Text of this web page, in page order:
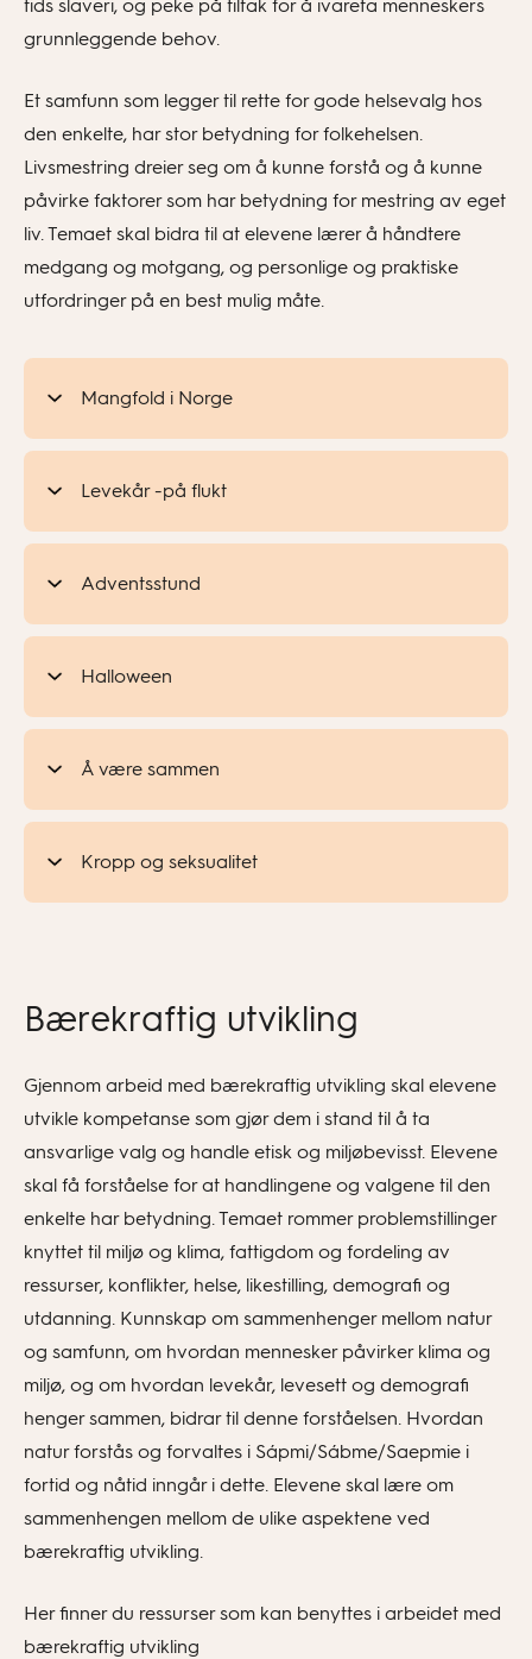
tids slaveri, og peke på tiltak for å ivareta menneskers
grunnleggende behov.
Et samfunn som legger til rette for gode helsevalg hos
den enkelte, har stor betydning for folkehelsen.
Livsmestring dreier seg om å kunne forstå og å kunne
påvirke faktorer som har betydning for mestring av eget
liv. Temaet skal bidra til at elevene lærer å håndtere
medgang og motgang, og personlige og praktiske
utfordringer på en best mulig måte.
Mangfold i Norge
Levekår -på flukt
Adventsstund
Halloween
Å være sammen
Kropp og seksualitet
Bærekraftig utvikling
Gjennom arbeid med bærekraftig utvikling skal elevene
utvikle kompetanse som gjør dem i stand til å ta
ansvarlige valg og handle etisk og miljøbevisst. Elevene
skal få forståelse for at handlingene og valgene til den
enkelte har betydning. Temaet rommer problemstillinger
knyttet til miljø og klima, fattigdom og fordeling av
ressurser, konflikter, helse, likestilling, demografi og
utdanning. Kunnskap om sammenhenger mellom natur
og samfunn, om hvordan mennesker påvirker klima og
miljø, og om hvordan levekår, levesett og demografi
henger sammen, bidrar til denne forståelsen. Hvordan
natur forstås og forvaltes i Sápmi/Sábme/Saepmie i
fortid og nåtid inngår i dette. Elevene skal lære om
sammenhengen mellom de ulike aspektene ved
bærekraftig utvikling.
Her finner du ressurser som kan benyttes i arbeidet med
bærekraftig utvikling